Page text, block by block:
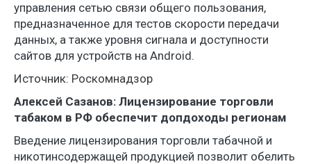
управления сетью связи общего пользования,
предназначенное для тестов скорости передачи
данных, а также уровня сигнала и доступности
сайтов для устройств на Android.
Источник: Роскомнадзор
Алексей Сазанов: Лицензирование торговли
табаком в РФ обеспечит допдоходы регионам
Введение лицензирования торговли табачной и
никотинсодержащей продукцией позволит обелить